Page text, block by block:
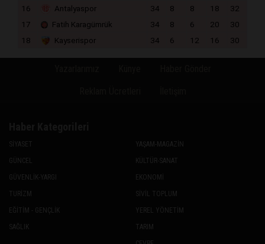
16
Antalyaspor 34 8 8 18
32
17
Fatih Karagümrük 34 8 6 20
30
18
Kayserispor 34 6 12 16 30
SİYASET
GÜNCEL
GÜVENLİK-YARGI
TURİZM
EĞİTİM - GENÇLİK
SAĞLIK
YAŞAM-MAGAZİN
KÜLTÜR-SANAT
EKONOMİ
SİVİL TOPLUM
YEREL YÖNETİM
TARIM